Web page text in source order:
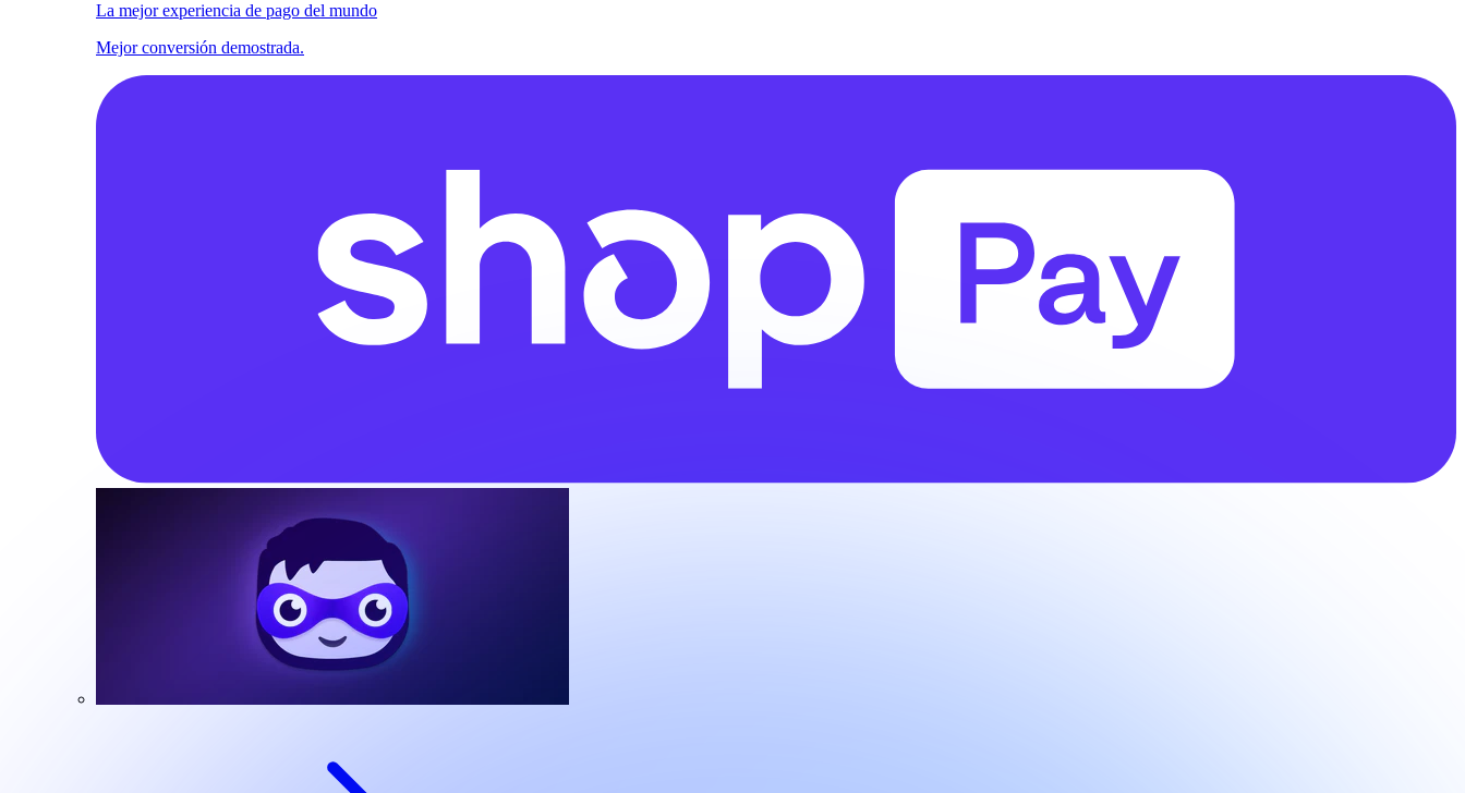
La mejor experiencia de pago del mundo
Mejor conversión demostrada.